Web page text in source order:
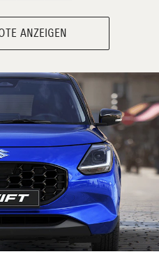
ANZEIGEN